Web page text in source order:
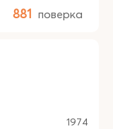
881 поверка
1974